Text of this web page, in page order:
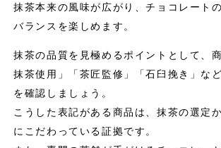
抹茶本来の風味が広がり、チョコレート
バランスを楽しめます。
抹茶の品質を見極めるポイントとして、
抹茶使用」「茶匠監修」「石臼挽き」な
を確認しましょう。
こうした表記がある商品は、抹茶の選定
にこだわっている証拠です。